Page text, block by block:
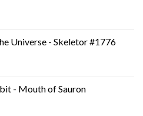
Universe - Skeletor #1776
- Mouth of Sauron